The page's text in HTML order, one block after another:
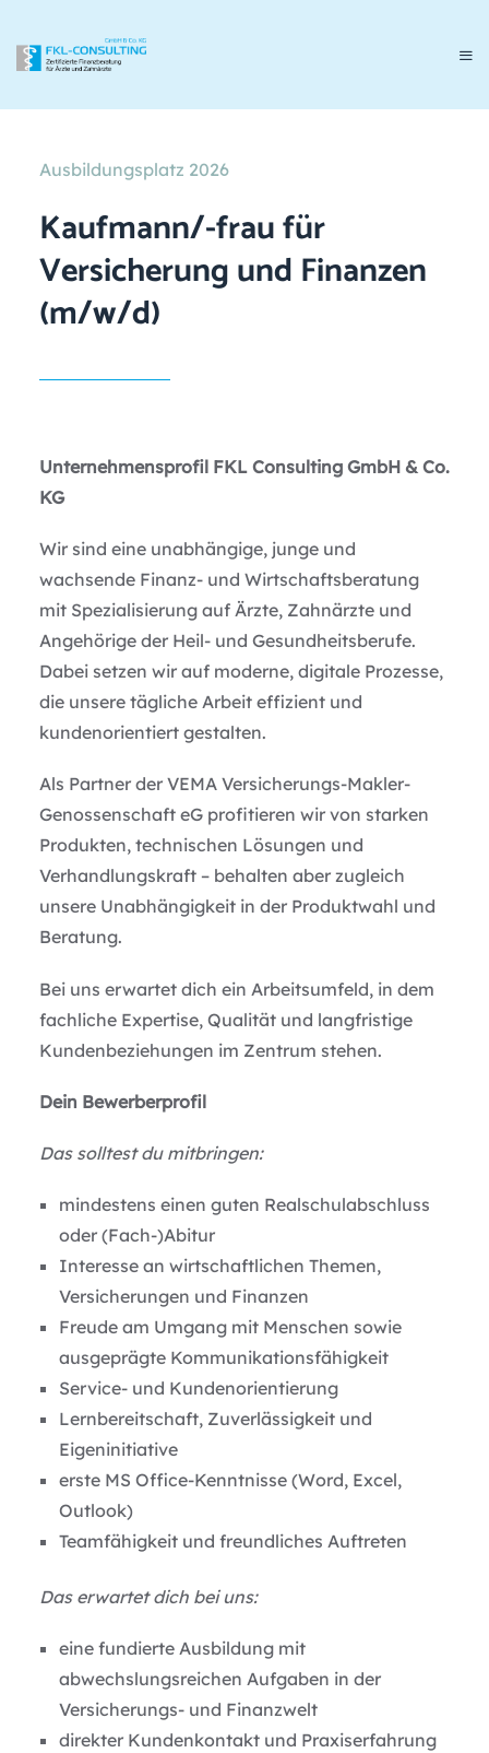
Ausbildungsplatz 2026
Kaufmann/-frau für
Versicherung und Finanzen
(m/w/d)
Unternehmensprofil FKL Consulting GmbH & Co.
KG
Wir sind eine unabhängige, junge und
wachsende Finanz- und Wirtschaftsberatung
mit Spezialisierung auf Ärzte, Zahnärzte und
Angehörige der Heil- und Gesundheitsberufe.
Dabei setzen wir auf moderne, digitale Prozesse,
die unsere tägliche Arbeit effizient und
kundenorientiert gestalten.
Als Partner der VEMA Versicherungs-Makler-
Genossenschaft eG profitieren wir von starken
Produkten, technischen Lösungen und
Verhandlungskraft – behalten aber zugleich
unsere Unabhängigkeit in der Produktwahl und
Beratung.
Bei uns erwartet dich ein Arbeitsumfeld, in dem
fachliche Expertise, Qualität und langfristige
Kundenbeziehungen im Zentrum stehen.
Dein Bewerberprofil
Das solltest du mitbringen:
mindestens einen guten Realschulabschluss
oder (Fach-)Abitur
Interesse an wirtschaftlichen Themen,
Versicherungen und Finanzen
Freude am Umgang mit Menschen sowie
ausgeprägte Kommunikationsfähigkeit
Service- und Kundenorientierung
Lernbereitschaft, Zuverlässigkeit und
Eigeninitiative
erste MS Office-Kenntnisse(Word, Excel,
Outlook)
Teamfähigkeit und freundliches Auftreten
Das erwartet dich bei uns:
eine fundierte Ausbildung mit
abwechslungsreichen Aufgaben in der
Versicherungs- und Finanzwelt
direkter Kundenkontakt und Praxiserfahrung